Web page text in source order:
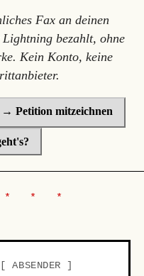
Fax an deinen
Lightning bezahlt, ohne
Kein Konto, keine
→ Petition mitzeichnen
ABSENDER